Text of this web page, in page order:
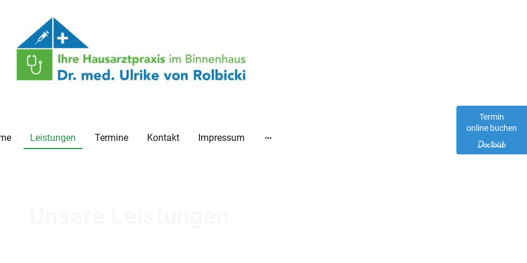
Leistungen Termine Kontakt Impressum
Termin
online buchen